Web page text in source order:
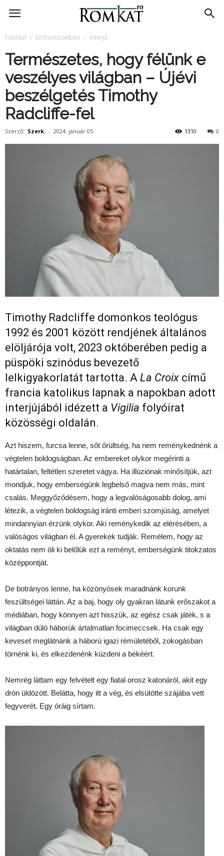
RomKat.ro
Főoldal Emberközelben Interjú
Természetes, hogy félünk e
veszélyes világban – Újévi
beszélgetés Timothy
Radcliffe-fel
Szerző: Szerk. - 2024. január 05. 0
1310
Timothy Radcliffe domonkos teológus
1992 és 2001 között rendjének általános
elöljárója volt, 2023 októberében pedig a
püspöki szinódus bevezető
lelkigyakorlatát tartotta. A La Croix című
francia katolikus lapnak a napokban adott
interjújából idézett a Vigilia folyóirat
közösségi oldalán.
Azt hiszem, furcsa lenne, sőt őrültség, ha nem reménykednénk a
végtelen boldogságban. Az embereket olykor megérinti a
határtalan, feltétlen szeretet vágya. Ha illúziónak minősítjük, azt
mondjuk, hogy emberségünk legbelső magva nem más, mint
csalás. Meggyőződésem, hogy a legvalóságosabb dolog, ami
létezik, a végtelen boldogság iránti emberi szomjúság, amelyet
mindannyian érzünk olykor. Aki reménykedik az elérésében, a
valóságos világban él. A gyerekek tudják. Remélem, hogy az
oktatás nem öli ki belőlük ezt a reményt, emberségünk titokzatos
középpontját.
De botrányos lenne, ha közönyösek maradnánk korunk
feszültségei láttán. Az a baj, hogy oly gyakran látunk erőszakot a
médiában, hogy könnyen azt hisszük, az egész csak játék, s a
világban dúló háborúk ártalmatlan focimeccsek. Ha csak egy
keveset meglátnánk a háború igazi rémületéből, zokogásban
törnénk ki, és elkezdenénk küzdeni a békéért.
Nemrég láttam egy felvételt egy fiatal orosz katonáról, akit egy
drón üldözött. Belátta, hogy itt a vég, és elsütötte szájába vett
fegyverét. Egy óráig sírtam.